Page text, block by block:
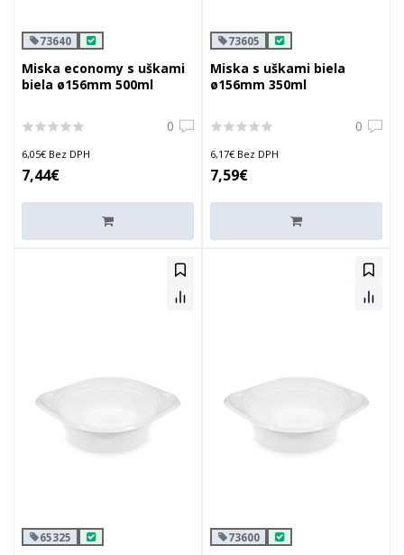
73640
Miska economy s uškami
biela ø156mm 500ml
0
6,05€ Bez DPH
7,44€
73605
Miska s uškami biela
ø156mm 350ml
0
6,17€ Bez DPH
7,59€
65325 73600